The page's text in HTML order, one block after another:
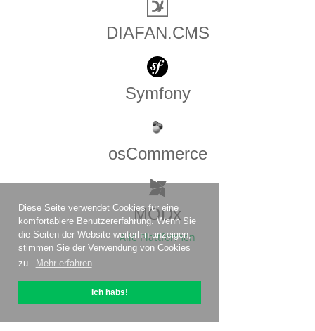
Diese Seite verwendet Cookies für eine
komfortablere Benutzererfahrung. Wenn Sie
die Seiten der Website weiterhin anzeigen,
stimmen Sie der Verwendung von Cookies
zu.
Mehr erfahren
Ich habs!
DIAFAN.CMS
Symfony
osCommerce
MODx
Alle Plattformen